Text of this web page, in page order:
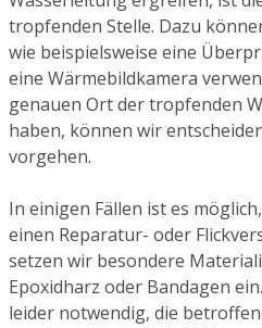
tropfenden Stelle. Dazu
wie beispielsweise eine
eine Wärmebildkamera
genauen Ort der tropfenden
haben, können wir
vorgehen.
In einigen Fällen ist es
einen Reparatur- oder
setzen wir besondere
Epoxidharz oder Bandagen
leider notwendig, die